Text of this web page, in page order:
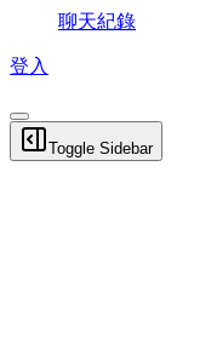
聊天紀錄
登入
Toggle Sidebar